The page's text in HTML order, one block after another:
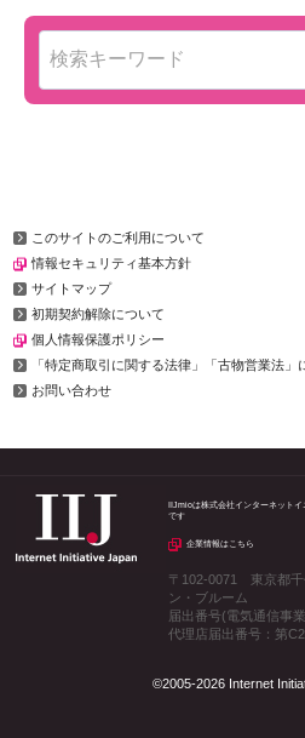
このサイトのご利用について
情報セキュリティ基本方針
サイトマップ
初期契約解除について
個人情報保護ポリシー
「特定商取引に関する法律」「古物営業法」
お問い合わせ
IIJmioは株式会社インターネット
です
企業情報はこちら
〒102-0071 東京都
ン・ブルーム
届出番号(電気通信事
代理店届出番号：第
©2005-2026 Internet